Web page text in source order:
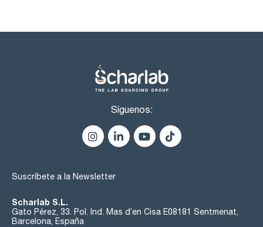
Síguenos:
Suscríbete a la Newsletter
Scharlab S.L.
Gato Pérez, 33. Pol. Ind. Mas d’en Cisa E08181 Sentmenat,
Barcelona, España